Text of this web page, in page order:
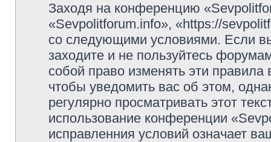
Заходя на конференцию
«Sevpolitforum.info», «https://
со следующими условиями. Если
заходите и не пользуйтесь
собой право изменять эти
чтобы уведомить вас об этом,
регулярно просматривать этот
использование конференции
исправленния условий означает